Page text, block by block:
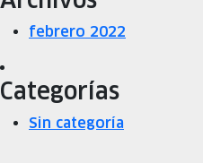
febrero 2022
Categorías
Sin categoría